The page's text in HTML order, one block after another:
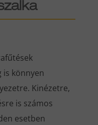
könnyen
Kinézetre,
is számos
esetben